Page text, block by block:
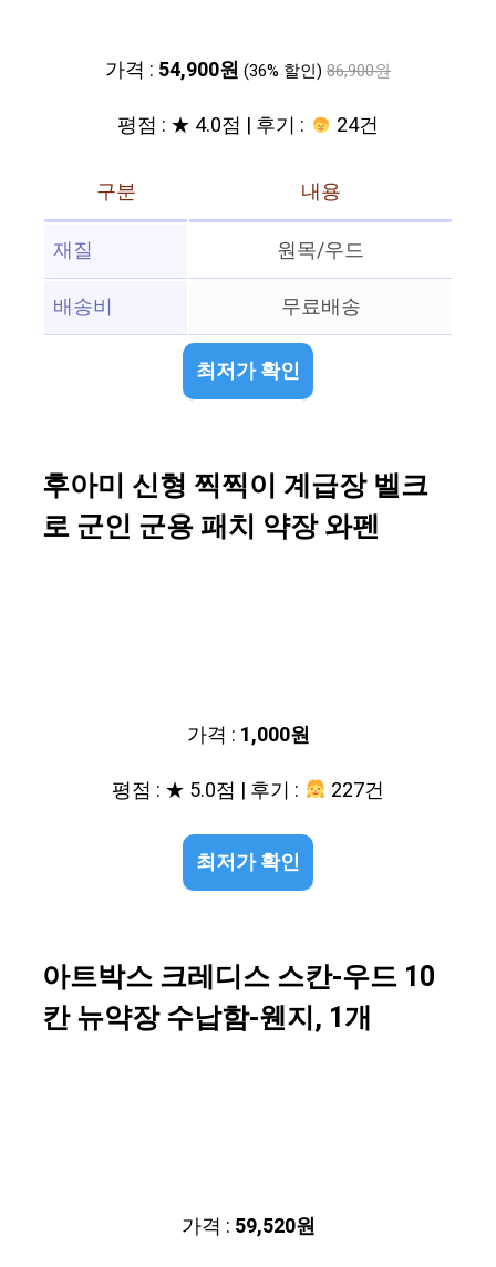
가격 : 54,900원 (36% 할인) 86,900원
평점 : ★ 4.0점 | 후기 : 24건
구분
내용
재질
원목/우드
배송비
무료배송
최저가 확인
후아미 신형 찍찍이 계급장 벨크
로 군인 군용 패치 약장 와펜
가격 : 1,000원
평점 : ★ 5.0점 | 후기 :
227건
최저가 확인
아트박스 크레디스 스칸-우드 10
칸 뉴약장 수납함-웬지, 1개
가격 : 59,520원